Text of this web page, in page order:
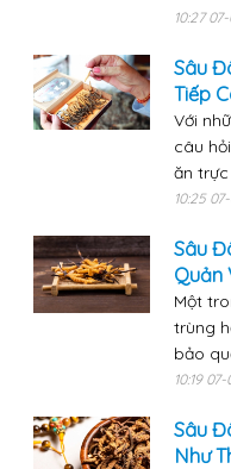
10:27
Sâu
Tiếp
Với
câu
ăn trực
10:25
Sâu
Quản
Một
trùng
bảo
10:19
Sâu
Như